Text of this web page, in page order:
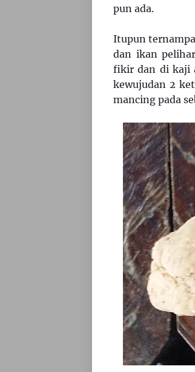
pun ada.
Itupun
dan ikan
fikir dan di kaji
kewujudan 2
mancing pada